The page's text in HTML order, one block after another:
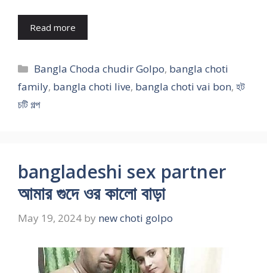
Read more
Categories
Bangla Choda chudir Golpo, bangla choti
family, bangla choti live, bangla choti vai bon, হট
চটি গল্প
bangladeshi sex partner
আমার গুদে ওর কালো বাড়া
May 19, 2024 by new choti golpo